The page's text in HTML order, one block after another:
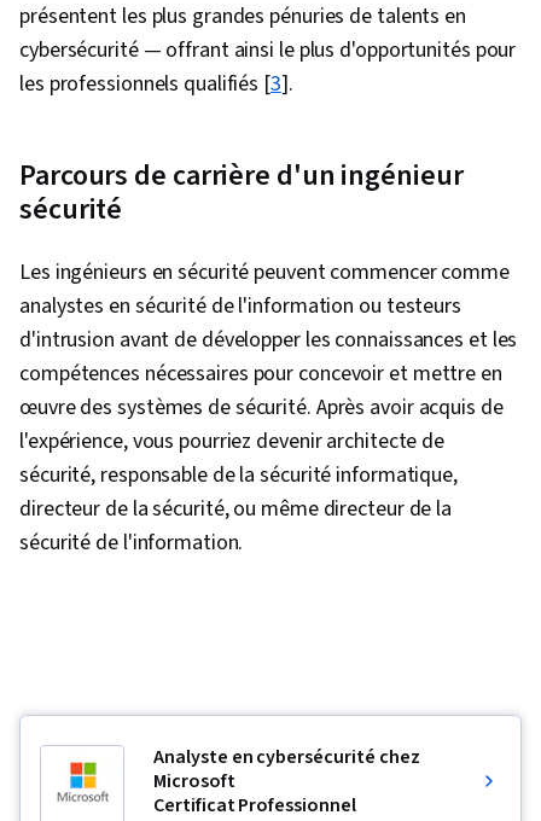
présentent les plus grandes pénuries de talents en
cybersécurité — offrant ainsi le plus d'opportunités pour
les professionnels qualifiés [3].
Parcours de carrière d'un ingénieur
sécurité
Les ingénieurs en sécurité peuvent commencer comme
analystes en sécurité de l'information ou testeurs
d'intrusion avant de développer les connaissances et les
compétences nécessaires pour concevoir et mettre en
œuvre des systèmes de sécurité. Après avoir acquis de
l'expérience, vous pourriez devenir architecte de
sécurité, responsable de la sécurité informatique,
directeur de la sécurité, ou même directeur de la
sécurité de l'information.
Analyste en cybersécurité chez
Microsoft
Certificat Professionnel